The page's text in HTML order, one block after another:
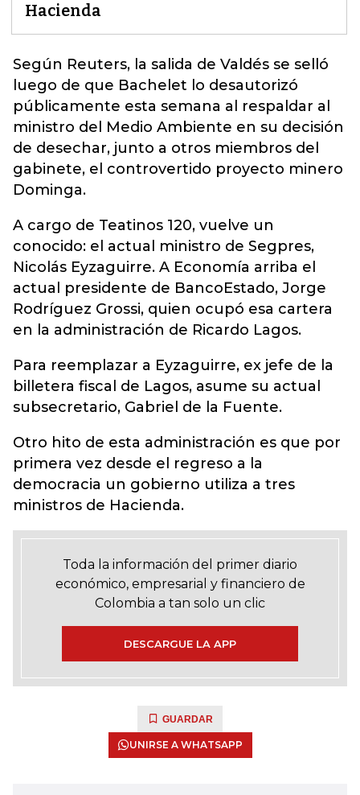
Hacienda
Según Reuters, la salida de Valdés se selló
luego de que Bachelet lo desautorizó
públicamente esta semana al respaldar al
ministro del Medio Ambiente en su decisión
de desechar, junto a otros miembros del
gabinete, el controvertido proyecto minero
Dominga.
A cargo de Teatinos 120, vuelve un
conocido: el actual ministro de Segpres,
Nicolás Eyzaguirre. A Economía arriba el
actual presidente de BancoEstado, Jorge
Rodríguez Grossi, quien ocupó esa cartera
en la administración de Ricardo Lagos.
Para reemplazar a Eyzaguirre, ex jefe de la
billetera fiscal de Lagos, asume su actual
subsecretario, Gabriel de la Fuente.
Otro hito de esta administración es que por
primera vez desde el regreso a la
democracia un gobierno utiliza a tres
ministros de Hacienda.
Toda la información del primer diario
económico, empresarial y financiero de
Colombia a tan solo un clic
DESCARGUE LA APP
GUARDAR
UNIRSE A WHATSAPP